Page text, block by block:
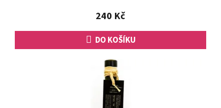
5
hvězdiček.
240 Kč
DO KOŠÍKU